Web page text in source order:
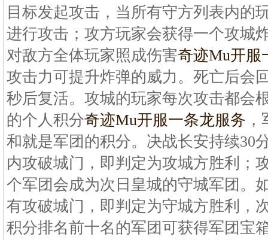
目标发起攻击，当所有守方列表内的
进行攻击；攻方玩家会获得一个攻城
对敌方全体玩家照成伤害奇迹Mu开服
攻击力可提升炸弹的威力。死亡后会
秒后复活。攻城的玩家每次攻击都会
的个人积分奇迹Mu开服一条龙服务
和就是军团的积分。决战长安持续30
内攻破城门，即判定为攻城方胜利；
个军团会成为次日皇城的守城军团。
有攻破城门，即判定为守城方胜利，
积分排名前十名的军团可获得军团宝